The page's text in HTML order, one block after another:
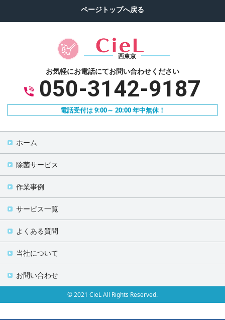
西東京
お気軽にお電話にてお問い合わせください
050-3142-9187
電話受付は 9:00～ 20:00 年中無休！
ホーム
除菌サービス
作業事例
サービス一覧
よくある質問
当社について
お問い合わせ
© 2021 CieL All Rights Reserved.